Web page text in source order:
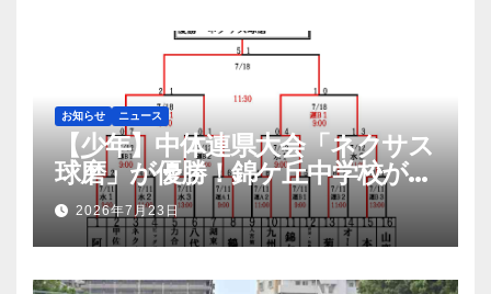
お知らせ ニュース
【少年】中体連県大会「ネクサス
球磨」が優勝！錦ケ丘中学校が準
優勝！九州大会へ
2026年7月23日